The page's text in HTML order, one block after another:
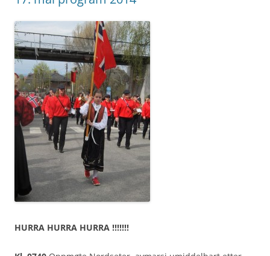
HURRA HURRA HURRA !!!!!!!